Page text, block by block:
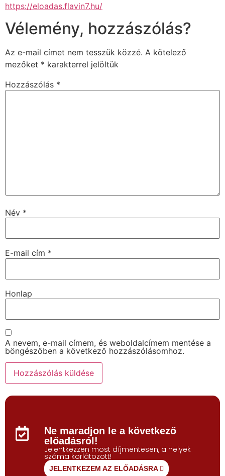
https://eloadas.flavin7.hu/
Vélemény, hozzászólás?
Az e-mail címet nem tesszük közzé. A kötelező
mezőket * karakterrel jelöltük
Hozzászólás *
Név *
E-mail cím *
Honlap
A nevem, e-mail címem, és weboldalcímem mentése a
böngészőben a következő hozzászólásomhoz.
Ne maradjon le a következő
előadásról!
Jelentkezzen most díjmentesen, a helyek
száma korlátozott!
JELENTKEZEM AZ ELŐADÁSRA